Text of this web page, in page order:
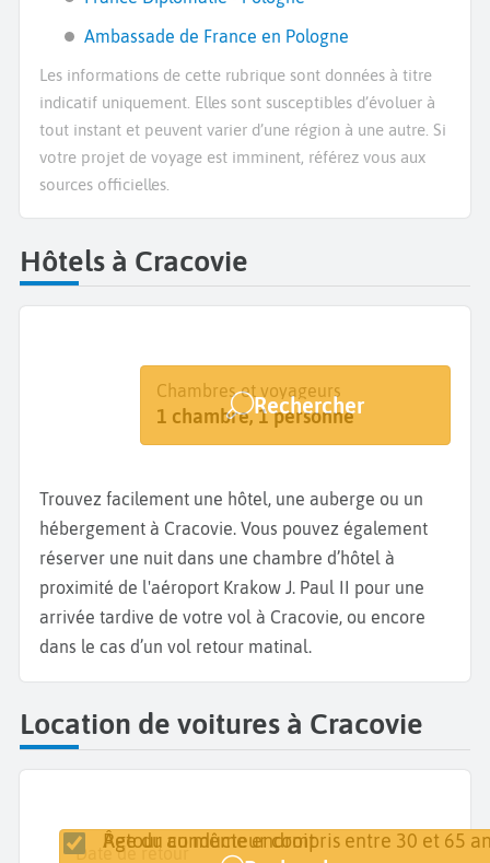
Ambassade de France en Pologne
Les informations de cette rubrique sont données à titre
indicatif uniquement. Elles sont susceptibles d’évoluer à
tout instant et peuvent varier d’une région à une autre. Si
votre projet de voyage est imminent, référez vous aux
sources officielles.
Hôtels à Cracovie
Destination
Cracovie
Dates
Dates de votre séjour
Chambres et voyageurs
1 chambre, 1 personne
Rechercher
Trouvez facilement une hôtel, une auberge ou un
hébergement à Cracovie. Vous pouvez également
réserver une nuit dans une chambre d’hôtel à
proximité de l'aéroport Krakow J. Paul II pour une
arrivée tardive de votre vol à Cracovie, ou encore
dans le cas d’un vol retour matinal.
Location de voitures à Cracovie
Lieu de retrait
Date de retrait
Date de retour
Retour au même endroit
Âge du conducteur compris entre 30 et 65